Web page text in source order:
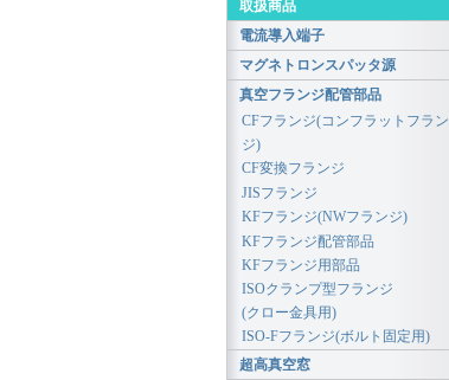
取扱商品
電流導入端子
マグネトロンスパッタ源
真空フランジ配管部品
CFフランジ(コンフラットフラン
ジ)
CF変換フランジ
JISフランジ
KFフランジ(NWフランジ)
KFフランジ配管部品
KFフランジ用部品
ISOクランプ型フランジ
(クロー金具用)
ISO-Fフランジ(ボルト固定用)
超高真空窓